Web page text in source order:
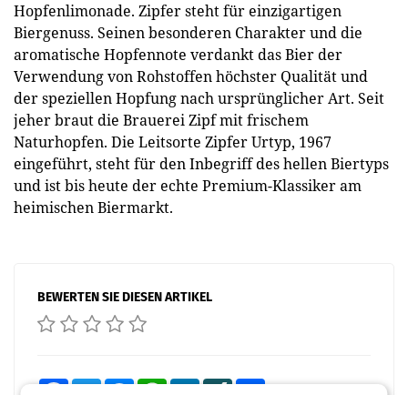
Hopfenlimonade. Zipfer steht für einzigartigen
Biergenuss. Seinen besonderen Charakter und die
aromatische Hopfennote verdankt das Bier der
Verwendung von Rohstoffen höchster Qualität und
der speziellen Hopfung nach ursprünglicher Art. Seit
jeher braut die Brauerei Zipf mit frischem
Naturhopfen. Die Leitsorte Zipfer Urtyp, 1967
eingeführt, steht für den Inbegriff des hellen Biertyps
und ist bis heute der echte Premium-Klassiker am
heimischen Biermarkt.
BEWERTEN SIE DIESEN ARTIKEL
FacebookTwitterMessengerWhatsAppLinkedInXING Teilen